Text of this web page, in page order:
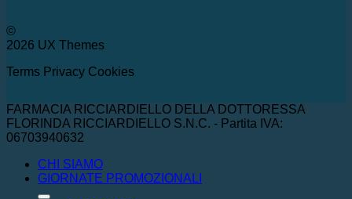
©
2026 UX Themes
Terms Privacy Cookies
FARMACIA RICCIARDIELLO DELLA DOTTORESSA
FLORINDA RICCIARDIELLO S.N.C. - Partita IVA:
06703940632
CHI SIAMO
GIORNATE PROMOZIONALI